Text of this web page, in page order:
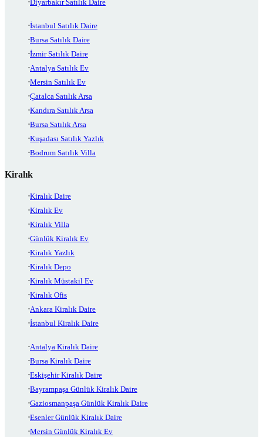
Diyarbakır Satılık Daire
İstanbul Satılık Daire
Bursa Satılık Daire
İzmir Satılık Daire
Antalya Satılık Ev
Mersin Satılık Ev
Çatalca Satılık Arsa
Kandıra Satılık Arsa
Bursa Satılık Arsa
Kuşadası Satılık Yazlık
Bodrum Satılık Villa
Kiralık
Kiralık Daire
Kiralık Ev
Kiralık Villa
Günlük Kiralık Ev
Kiralık Yazlık
Kiralık Depo
Kiralık Müstakil Ev
Kiralık Ofis
Ankara Kiralık Daire
İstanbul Kiralık Daire
Antalya Kiralık Daire
Bursa Kiralık Daire
Eskişehir Kiralık Daire
Bayrampaşa Günlük Kiralık Daire
Gaziosmanpaşa Günlük Kiralık Daire
Esenler Günlük Kiralık Daire
Mersin Günlük Kiralık Ev